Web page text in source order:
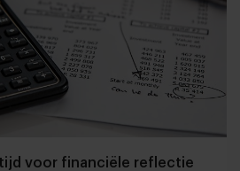
voor financiële reflectie